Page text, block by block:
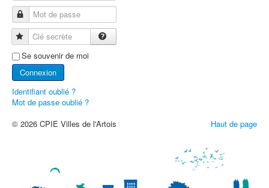
Mot de passe
Clé secrète
Se souvenir de moi
Connexion
Identifiant oublié ?
Mot de passe oublié ?
Haut de page
© 2026 CPIE Villes de l'Artois